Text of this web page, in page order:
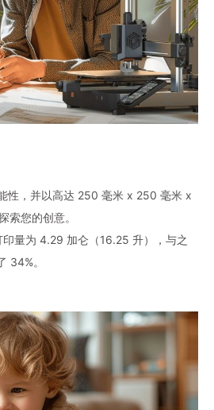
性，并以高达 250 毫米 x 250 毫米 x
索您的创意。
量为 4.29 加仑（16.25 升），与之
34%。